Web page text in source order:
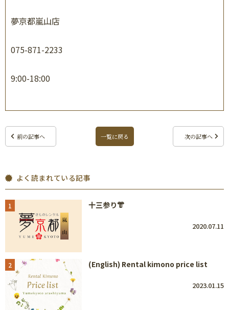
夢京都嵐山店
075-871-2233
9:00-18:00
前の記事へ 一覧に戻る 次の記事へ
よく読まれている記事
1 十三参り👘
2020.07.11
2 (English) Rental kimono price list
2023.01.15